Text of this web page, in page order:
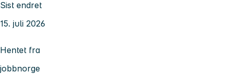
Sist endret
15. juli 2026
Hentet fra
jobbnorge